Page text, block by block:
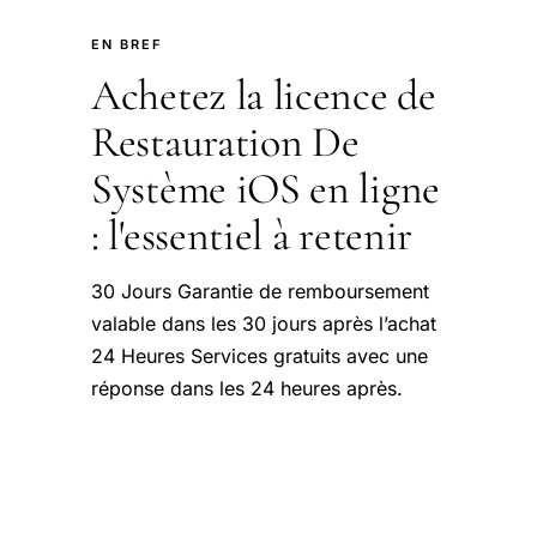
EN BREF
Achetez la licence de
Restauration De
Système iOS en ligne
: l'essentiel à retenir
30 Jours Garantie de remboursement
valable dans les 30 jours après l’achat
24 Heures Services gratuits avec une
réponse dans les 24 heures après.